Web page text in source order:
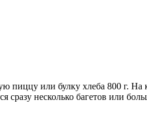
пиццу или булку хлеба 800 г. На
несколько багетов или